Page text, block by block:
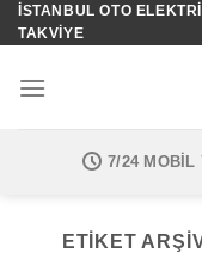
İçeriğe
atla
İSTANBUL OTO
TAKVIYE
7/24 MOBIL
ETIKET